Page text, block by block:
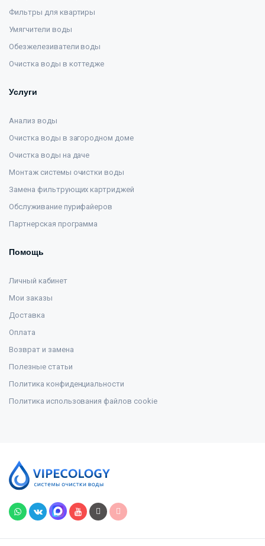
Фильтры для квартиры
Умягчители воды
Обезжелезиватели воды
Очистка воды в коттедже
Услуги
Анализ воды
Очистка воды в загородном доме
Очистка воды на даче
Монтаж системы очистки воды
Замена фильтрующих картриджей
Обслуживание пурифайеров
Партнерская программа
Помощь
Личный кабинет
Мои заказы
Доставка
Оплата
Возврат и замена
Полезные статьи
Политика конфиденциальности
Политика использования файлов cookie